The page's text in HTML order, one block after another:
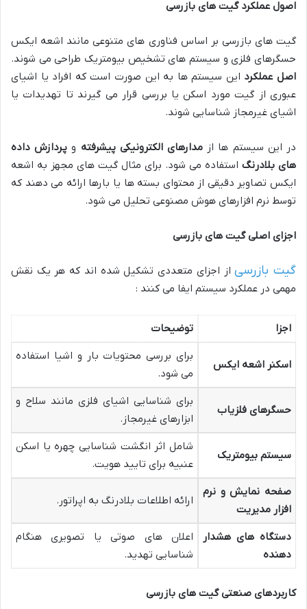
اصول عملکرد گیت های بازرسی
گیت های بازرسی بر اساس فناوری های متنوعی مانند اشعه ایکس
حسگرهای فلزی و سیستم های تشخیص بیومتریک طراحی می شوند.
اصل عملکرد این سیستم ها به این صورت است که افراد یا اشیای
عبوری از گیت مورد اسکن یا بررسی قرار می گیرند تا تهدیدات یا
اشیای غیرمجاز شناسایی شوند.
در این سیستم ها از مدارهای الکترونیکی پیشرفته و پردازش داده
های بلادرنگ استفاده می شود. برای مثال گیت های مجهز به اشعه
ایکس تصاویر دقیقی از محتوای بسته ها یا بارها ارائه می دهند که
توسط نرم افزارهای هوش مصنوعی تحلیل می شود.
اجزای اصلی گیت های بازرسی
گیت بازرسیاز اجزای متعددی تشکیل شده اند که هر یک نقش
مهمی در عملکرد سیستم ایفا می کنند :
اجزا توضیحات
اسکنر اشعه ایکس
برای بررسی محتویات بار و اشیا استفاده
می شود.
حسگرهای فلزیاب
برای شناسایی اشیای فلزی مانند سلاح و
ابزارهای غیرمجاز.
سیستم بیومتریک
شامل اثر انگشت شناسایی چهره یا اسکن
عنبیه برای تایید هویت.
صفحه نمایش و نرم
افزار مدیریت
ارائه اطلاعات بلادرنگ به اپراتور.
دستگاه های هشدار
دهنده
اعلان های صوتی یا تصویری هنگام
شناسایی تهدید.
کاربردهای صنعتی گیت های بازرسی